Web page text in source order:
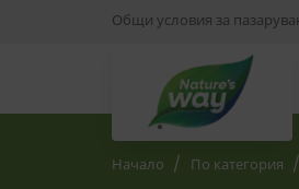
Общи условия за
Начало По категория